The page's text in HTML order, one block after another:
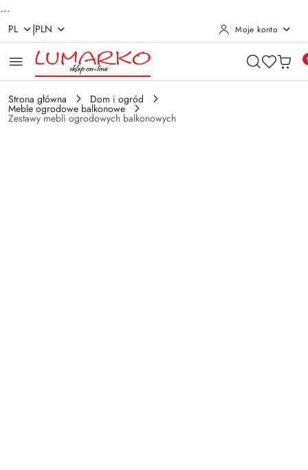
...
Przejdź do treści głównej
Przejdź do wyszukiwarki
Przejdź do moje konto
Przejdź do menu głównego
Przejdź do opisu produktu
Przejdź do stopki
PL |PLN Moje konto
Strona główna Dom i ogród
Meble ogrodowe balkonowe
Zestawy mebli ogrodowych balkonowych